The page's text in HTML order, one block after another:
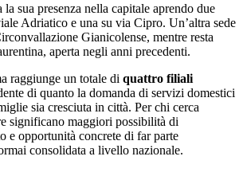
sua presenza nella capitale aprendo due
Adriatico e una su via Cipro. Un’altra sede
Gianicolense, mentre resta
aperta negli anni precedenti.
raggiunge un totale di quattro filiali
di quanto la domanda di servizi domestici
sia cresciuta in città. Per chi cerca
significano maggiori possibilità di
e opportunità concrete di far parte
consolidata a livello nazionale.